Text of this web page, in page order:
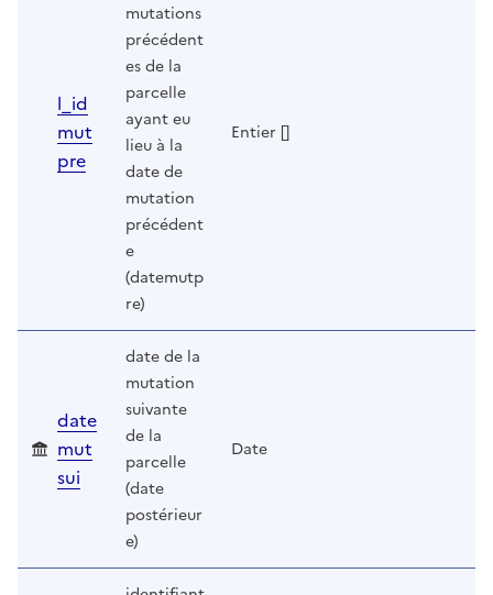
l_id
mut
pre
mutations
précédent
es de la
parcelle
ayant eu
lieu à la
date de
mutation
précédent
e
(datemutp
re)
Entier []
date
mut
sui
date de la
mutation
suivante
de la
parcelle
(date
postérieur
e)
Date